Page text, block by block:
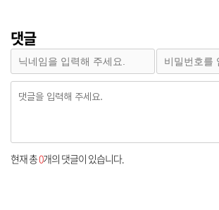
댓글
현재 총0개의 댓글이 있습니다.